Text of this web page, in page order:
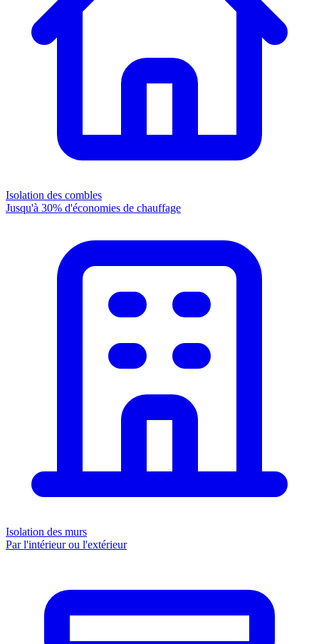
Isolation des combles
Jusqu'à 30% d'économies de chauffage
Isolation des murs
Par l'intérieur ou l'extérieur